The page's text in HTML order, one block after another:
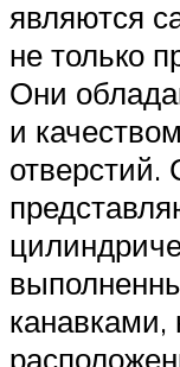
являются
не только
Они
и
канавками,